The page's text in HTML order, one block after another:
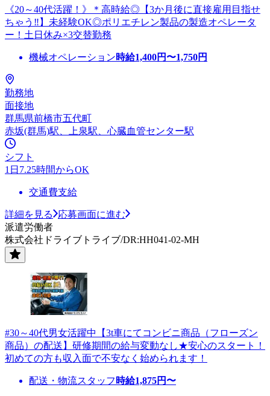
《20～40代活躍！》＊高時給◎【3か月後に直接雇用目指せ
ちゃう‼】未経験OK◎ポリエチレン製品の製造オペレータ
ー！土日休み×3交替勤務
機械オペレーション時給1,400円〜1,750円
勤務地
面接地
群馬県前橋市五代町
赤坂(群馬)駅、上泉駅、心臓血管センター駅
シフト
1日7.25時間からOK
交通費支給
詳細を見る
応募画面に進む
派遣労働者
株式会社ドライブトライブ/DR:HH041-02-MH
#30～40代男女活躍中【3t車にてコンビニ商品（フローズン
商品）の配送】研修期間の給与変動なし★安心のスタート！
初めての方も収入面で不安なく始められます！
配送・物流スタッフ 時給1,875円〜